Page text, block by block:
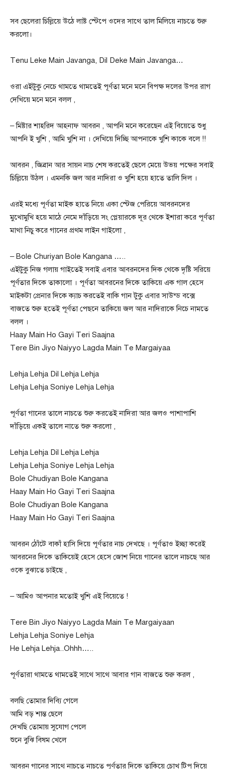
সব ছেলেরা চিল্লিয়ে উঠে লাষ্ট স্টেপে ওদের সাথে তাল মিলিয়ে নাচতে শুরু
করলো।
Tenu Leke Main Javanga, Dil Deke Main Javanga…
ওরা এইটুকু নেচে থামতে থামতেই পূর্ণতা মনে মনে বিপক্ষ দলের উপর রাগ
দেখিয়ে মনে মনে বলল ,
– মিষ্টার শাহরিদ আহনাফ আবরন , আপনি মনে করেছেন এই বিয়েতে শুধু
আপনি ই খুশি , আমি খুশি না । দেখিয়ে দিচ্ছি আপনাকে খুশি কাকে বলে !!
আবরন , জিব্রান আর সায়ন নাচ শেষ করতেই ছেলে মেয়ে উভয় পক্ষের সবাই
চিল্লিয়ে উঠল । এমনকি জল আর নাদিরা ও খুশি হয়ে হাতে তালি দিল ।
এর‌ই মধ্যে পূর্ণতা মাইক হাতে নিয়ে একা স্টেজ পেরিয়ে আবরনদের
মুখোমুখি হয়ে মাঠে নেমে দাঁড়িয়ে সং প্লেয়ারকে দূর থেকে ইশারা করে পূর্ণতা
মাথা নিচু করে গানের প্রথম লাইন গাইলো ,
– Bole Churiyan Bole Kangana …..
এইটুকু নিজ গলায় গাইতেই সবাই এবার আবরনদের দিক থেকে দৃষ্টি সরিয়ে
পূর্ণতার দিকে তাকালো । পূর্ণতা আবরনের দিকে তাকিয়ে এক গাল হেসে
মাইকটা প্রেনার দিকে ক্যাচ করতেই বাকি গান টুকু এবার সাউন্ড বক্সে
বাজতে শুরু হতেই পূর্ণতা পেছনে তাকিয়ে জল আর নাদিরাকে নিচে নামতে
বলল ।
Haay Main Ho Gayi Teri Saajna
Tere Bin Jiyo Naiyyo Lagda Main Te Margaiyaa
Lehja Lehja Dil Lehja Lehja
Lehja Lehja Soniye Lehja Lehja
পূর্ণতা গানের তালে নাচতে শুরু করতেই নাদিরা আর জল‌ও পাশাপাশি
দাঁড়িয়ে এক‌ই তালে নাতে শুরু করলো ,
Lehja Lehja Dil Lehja Lehja
Lehja Lehja Soniye Lehja Lehja
Bole Chudiyan Bole Kangana
Haay Main Ho Gayi Teri Saajna
Bole Chudiyan Bole Kangana
Haay Main Ho Gayi Teri Saajna
আবরন ঠোঁটে বাকাঁ হাসি দিয়ে পূর্ণতার নাচ দেখছে । পূর্ণতাও ইচ্ছা করেই
আবরনের দিকে তাকিয়েই হেসে হেসে জোশ নিয়ে গানের তালে নাচছে আর
ওকে বুঝাতে চাইছে ,
– আমিও আপনার মতোই খুশি এই বিয়েতে !
Tere Bin Jiyo Naiyyo Lagda Main Te Margaiyaan
Lehja Lehja Soniye Lehja
He Lehja Lehja..Ohhh…..
পূর্ণতারা থামতে থামতেই সাথে সাথে আবার গান বাজতে শুরু করল ,
বলছি তোমার দিব্যি গেলে
আমি বড় শান্ত ছেলে
দেখছি তোমায় সুযোগ পেলে
শুনে বুঝি বিষম খেলে
আবরন গানের সাথে নাচতে নাচতে পূর্ণতার দিকে তাকিয়ে চোখ টিপ দিয়ে